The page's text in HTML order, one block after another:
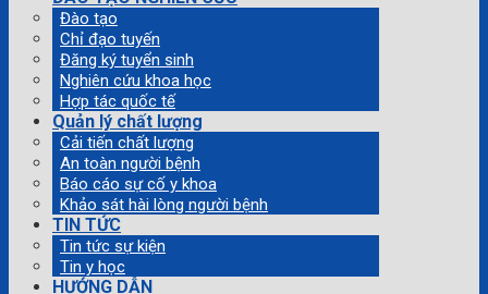
Đào tạo
Chỉ đạo tuyến
Đăng ký tuyển sinh
Nghiên cứu khoa học
Hợp tác quốc tế
Quản lý chất lượng
Cải tiến chất lượng
An toàn người bệnh
Báo cáo sự cố y khoa
Khảo sát hài lòng người bệnh
TIN TỨC
Tin tức sự kiện
Tin y học
HƯỚNG DẪN